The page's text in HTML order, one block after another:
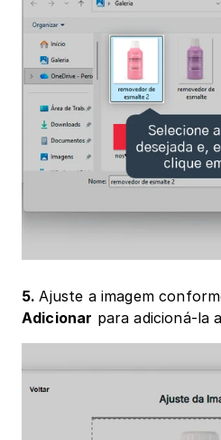
5.
Adicionar para adicioná-la